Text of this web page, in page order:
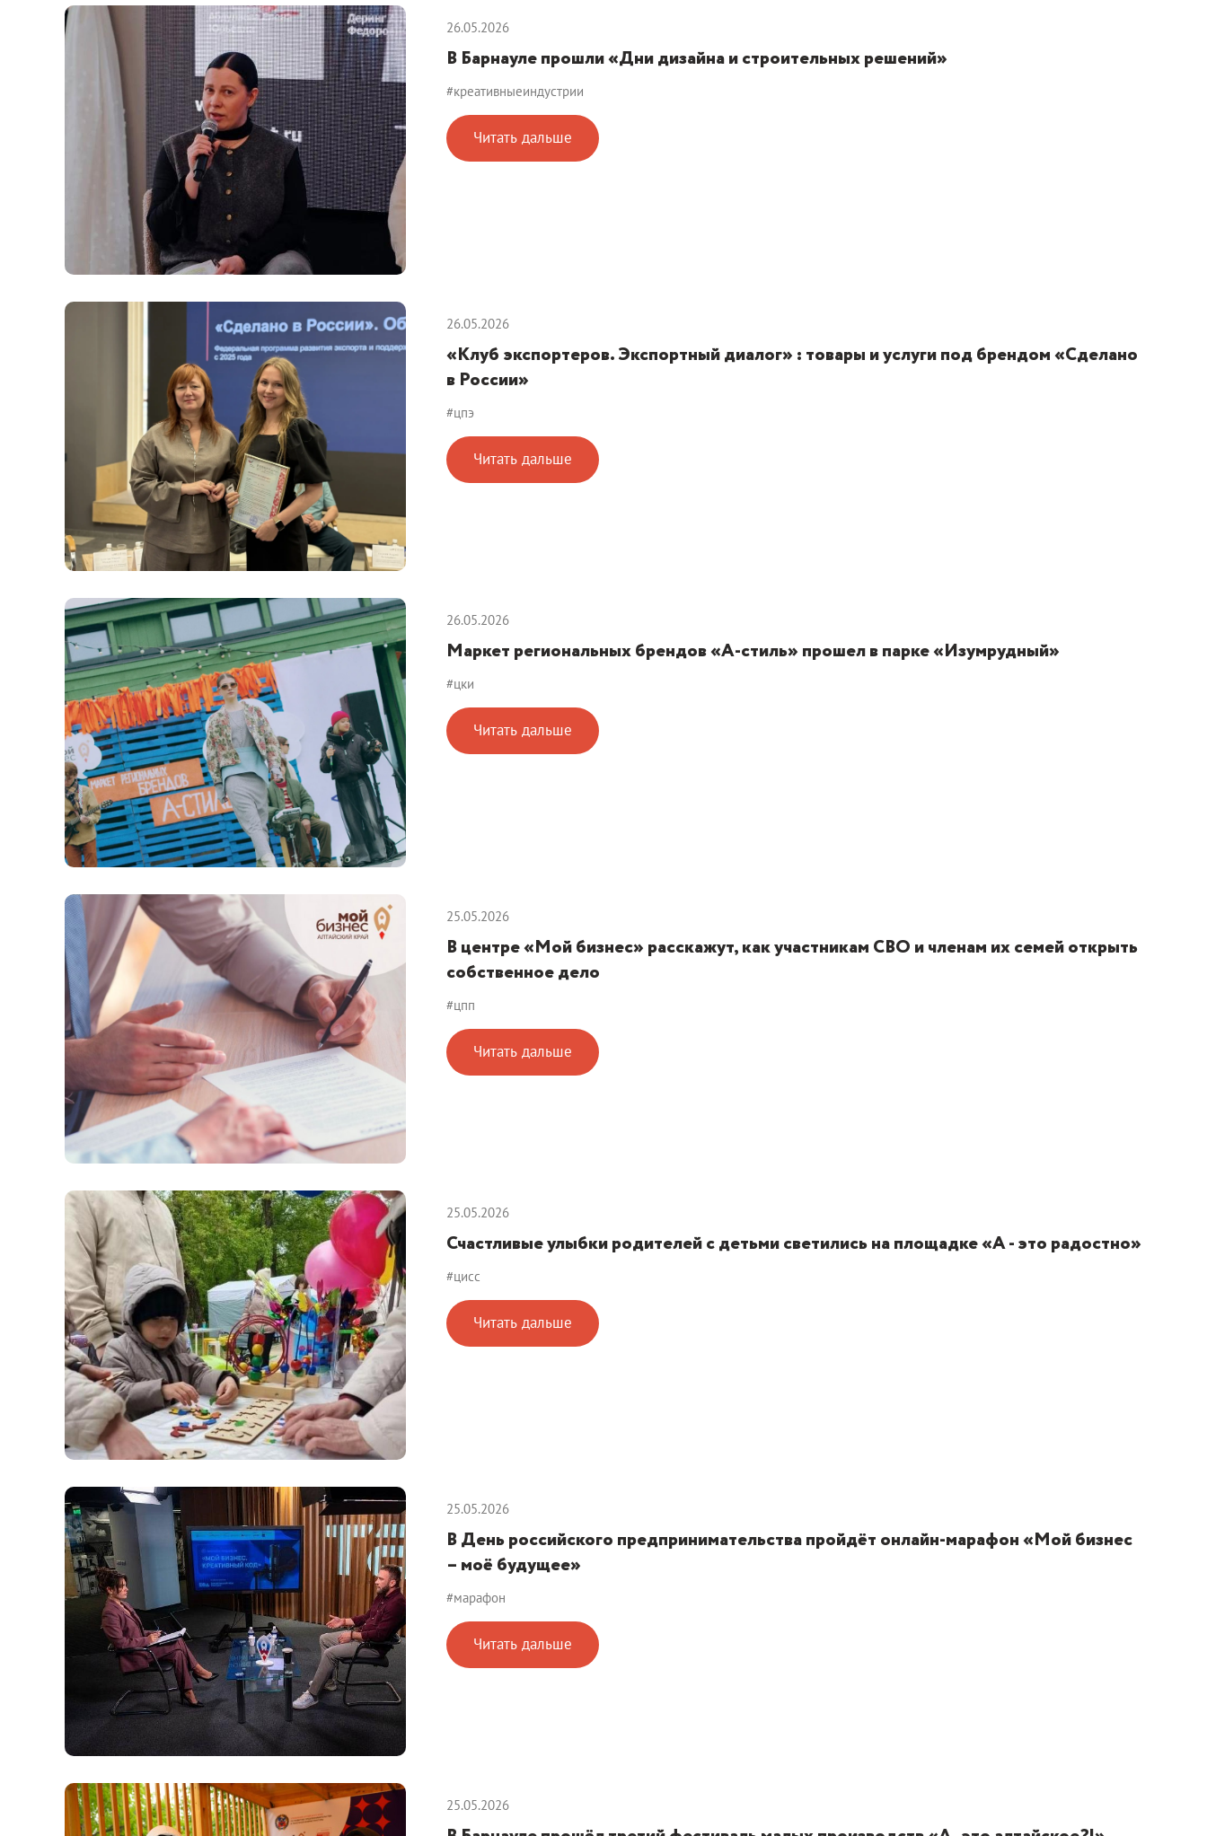
26.05.2026
В Барнауле прошли «Дни дизайна и строительных решений»
#креативныеиндустрии
Читать дальше
26.05.2026
«Клуб экспортеров. Экспортный диалог» : товары и услуги под брендом «Сделано
в России»
#цпэ
Читать дальше
26.05.2026
Маркет региональных брендов «А-стиль» прошел в парке «Изумрудный»
#цки
Читать дальше
25.05.2026
В центре «Мой бизнес» расскажут, как участникам СВО и членам их семей открыть
собственное дело
#цпп
Читать дальше
25.05.2026
Счастливые улыбки родителей с детьми светились на площадке «А - это радостно»
#цисс
Читать дальше
25.05.2026
В День российского предпринимательства пройдёт онлайн-марафон «Мой бизнес
– моё будущее»
#марафон
Читать дальше
25.05.2026